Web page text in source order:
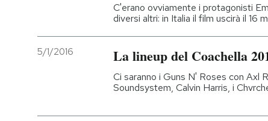
C'erano ovviamente i protagonisti
diversi altri: in Italia il film uscirà il 16
5/1/2016 La lineup del Coachella
Ci saranno i Guns N' Roses con Axl
Soundsystem, Calvin Harris, i